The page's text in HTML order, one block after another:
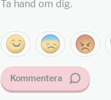
Ta hand om dig.
Kommentera